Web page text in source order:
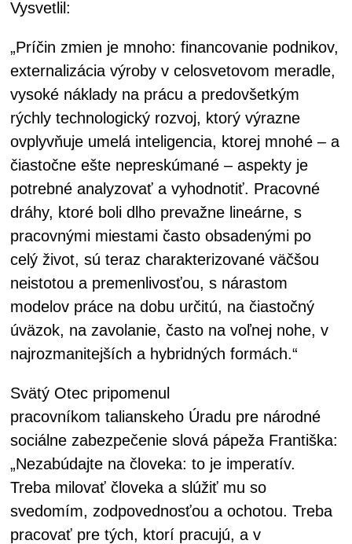
Vysvetlil:
„Príčin zmien je mnoho: financovanie podnikov,
externalizácia výroby v celosvetovom meradle,
vysoké náklady na prácu a predovšetkým
rýchly technologický rozvoj, ktorý výrazne
ovplyvňuje umelá inteligencia, ktorej mnohé – a
čiastočne ešte nepreskúmané – aspekty je
potrebné analyzovať a vyhodnotiť. Pracovné
dráhy, ktoré boli dlho prevažne lineárne, s
pracovnými miestami často obsadenými po
celý život, sú teraz charakterizované väčšou
neistotou a premenlivosťou, s nárastom
modelov práce na dobu určitú, na čiastočný
úväzok, na zavolanie, často na voľnej nohe, v
najrozmanitejších a hybridných formách.“
Svätý Otec pripomenul
pracovníkom talianskeho Úradu pre národné
sociálne zabezpečenie slová pápeža Františka:
„Nezabúdajte na človeka: to je imperatív.
Treba milovať človeka a slúžiť mu so
svedomím, zodpovednosťou a ochotou. Treba
pracovať pre tých, ktorí pracujú, a v